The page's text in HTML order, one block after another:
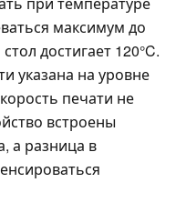
максимум до
достигает 120°C.
указана на уровне
печати не
встроены
а разница в